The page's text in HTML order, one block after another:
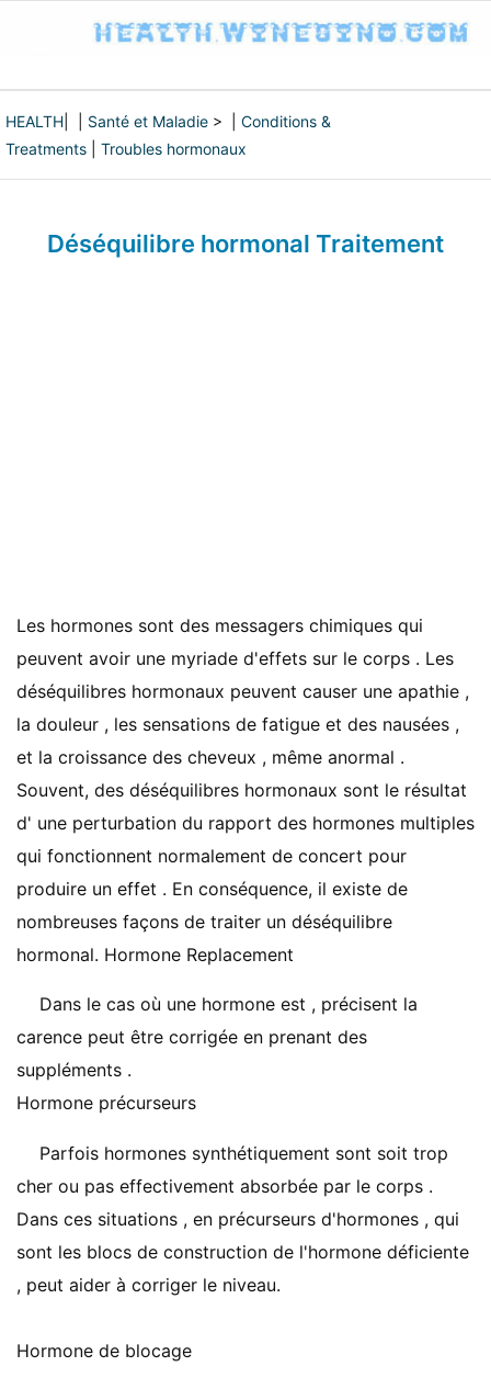
HEALTH Santé et Maladie > | Conditions &
Treatments
Troubles hormonaux
Déséquilibre hormonal Traitement
Les hormones sont des messagers chimiques qui
peuvent avoir une myriade d'effets sur le corps . Les
déséquilibres hormonaux peuvent causer une apathie ,
la douleur , les sensations de fatigue et des nausées ,
et la croissance des cheveux , même anormal .
Souvent, des déséquilibres hormonaux sont le résultat
d' une perturbation du rapport des hormones multiples
qui fonctionnent normalement de concert pour
produire un effet . En conséquence, il existe de
nombreuses façons de traiter un déséquilibre
hormonal. Hormone Replacement
Dans le cas où une hormone est , précisent la
carence peut être corrigée en prenant des
suppléments .
Hormone précurseurs
Parfois hormones synthétiquement sont soit trop
cher ou pas effectivement absorbée par le corps .
Dans ces situations , en précurseurs d'hormones , qui
sont les blocs de construction de l'hormone déficiente
, peut aider à corriger le niveau.
Hormone de blocage